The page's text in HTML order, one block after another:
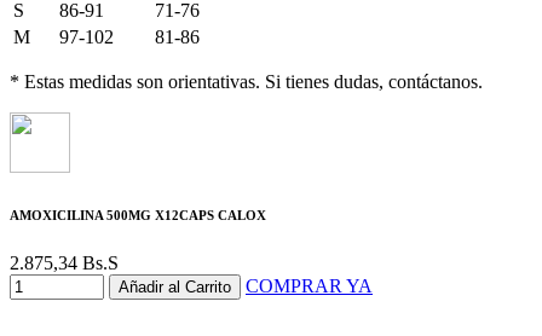
S 86-91
71-76
M
97-102 81-86
* Estas medidas son orientativas. Si tienes dudas, contáctanos.
AMOXICILINA 500MG X12CAPS CALOX
2.875,34 Bs.S
Añadir al Carrito COMPRAR YA